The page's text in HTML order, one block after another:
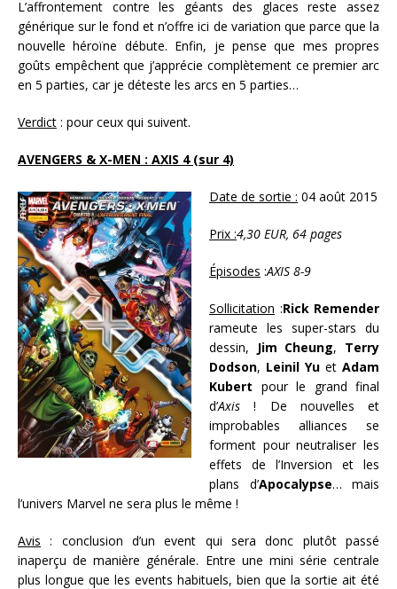
L’affrontement contre les géants des glaces reste assez
générique sur le fond et n’offre ici de variation que parce que la
nouvelle héroïne débute. Enfin, je pense que mes propres
goûts empêchent que j’apprécie complètement ce premier arc
en 5 parties, car je déteste les arcs en 5 parties…
Verdict : pour ceux qui suivent.
AVENGERS & X-MEN : AXIS 4 (sur 4)
Date de sortie : 04 août 2015
Prix :4,30 EUR, 64 pages
Épisodes :AXIS 8-9
Sollicitation :Rick Remender
rameute les super-stars du
dessin,
Jim Cheung, Terry
Dodson, Leinil Yu et Adam
Kubert pour le grand final
d’Axis! De nouvelles et
improbables alliances se
forment pour neutraliser les
effets de l’Inversion et les
plans d’Apocalypse… mais
l’univers Marvel ne sera plus le même !
Avis : conclusion d’un event qui sera donc plutôt passé
inaperçu de manière générale. Entre une mini série centrale
plus longue que les events habituels, bien que la sortie ait été